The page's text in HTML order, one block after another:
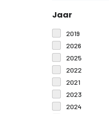
Jaar
2019
2026
2025
2022
2021
2023
2024